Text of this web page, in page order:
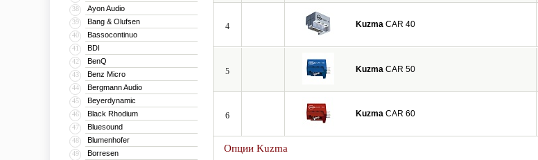
38 Ayon Audio
39 Bang & Olufsen
40 Bassocontinuo
41 BDI
42 BenQ
43 Benz Micro
44 Bergmann Audio
45 Beyerdynamic
46 Black Rhodium
47 Bluesound
48 Blumenhofer
49 Borresen
4 Kuzma CAR 40
5 Kuzma CAR 50
6 Kuzma CAR 60
Опции Kuzma